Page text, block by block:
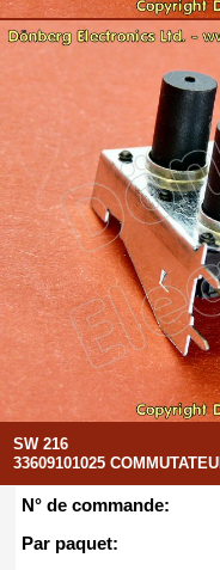
SW 216
33609101025
N° de commande:
Par paquet: